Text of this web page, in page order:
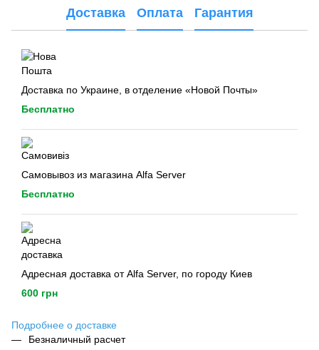
Доставка Оплата Гарантия
Доставка по Украине, в отделение «Новой Почты»
Бесплатно
Самовывоз из магазина Alfa Server
Бесплатно
Адресная доставка от Alfa Server, по городу Киев
600 грн
Подробнее о доставке
Безналичный расчет